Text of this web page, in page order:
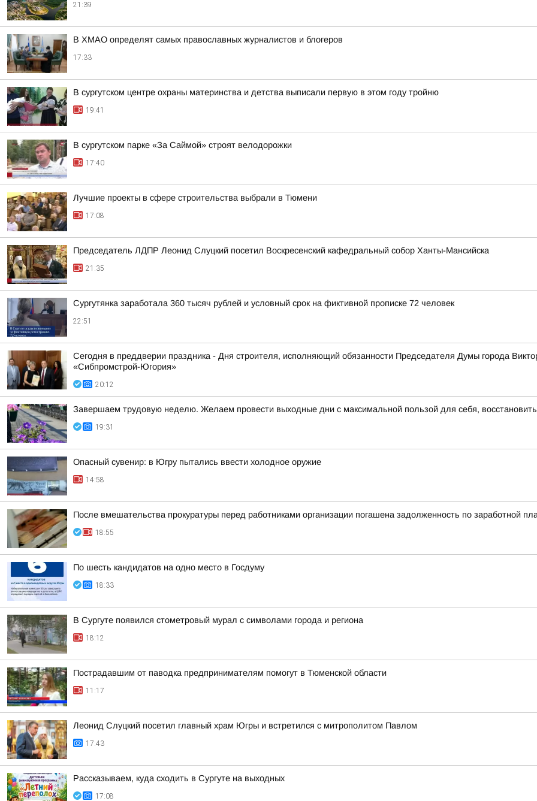
21:39
В ХМАО определят самых православных журналистов и блогеров
17:33
В сургутском центре охраны материнства и детства выписали первую в этом году тройню
19:41
В сургутском парке «За Саймой» строят велодорожки
17:40
Лучшие проекты в сфере строительства выбрали в Тюмени
17:08
Председатель ЛДПР Леонид Слуцкий посетил Воскресенский кафедральный собор Ханты-Мансийска
21:35
Сургутянка заработала 360 тысяч рублей и условный срок на фиктивной прописке 72 человек
22:51
Сегодня в преддверии праздника - Дня строителя, исполняющий обязанности Председателя Думы города
«Сибпромстрой-Югория»
20:12
Завершаем трудовую неделю. Желаем провести выходные дни с максимальной пользой для себя,
19:31
Опасный сувенир: в Югру пытались ввести холодное оружие
14:58
После вмешательства прокуратуры перед работниками организации погашена задолженность по заработной
18:55
По шесть кандидатов на одно место в Госдуму
18:33
В Сургуте появился стометровый мурал с символами города и региона
18:12
Пострадавшим от паводка предпринимателям помогут в Тюменской области
11:17
Леонид Слуцкий посетил главный храм Югры и встретился с митрополитом Павлом
17:43
Рассказываем, куда сходить в Сургуте на выходных
17:08